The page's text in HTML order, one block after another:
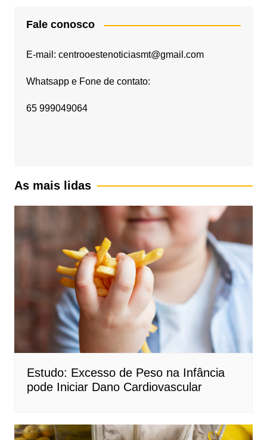
Fale conosco
E-mail: centrooestenoticiasmt@gmail.com
Whatsapp e Fone de contato:
65 999049064
As mais lidas
Estudo: Excesso de Peso na Infância
pode Iniciar Dano Cardiovascular